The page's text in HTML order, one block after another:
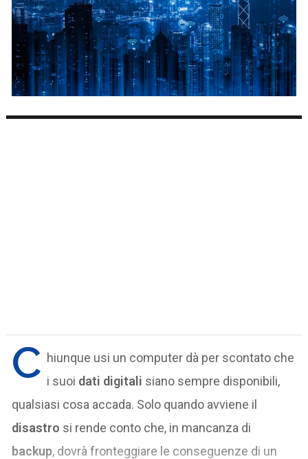
C hiunque usi un computer dà per scontato che
i suoi dati digitali siano sempre disponibili,
qualsiasi cosa accada. Solo quando avviene il
disastro si rende conto che, in mancanza di
backup, dovrà fronteggiare le conseguenze di un